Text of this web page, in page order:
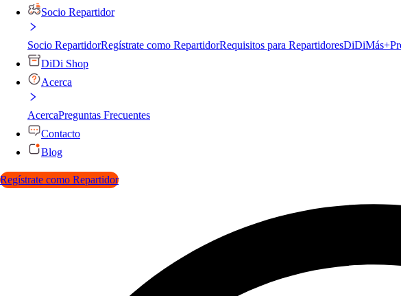
Socio Repartidor
Socio RepartidorRegístrate como RepartidorRequisitos para RepartidoresDiDiMás+
DiDi Shop
Acerca
AcercaPreguntas Frecuentes
Contacto
Blog
Regístrate como Repartidor